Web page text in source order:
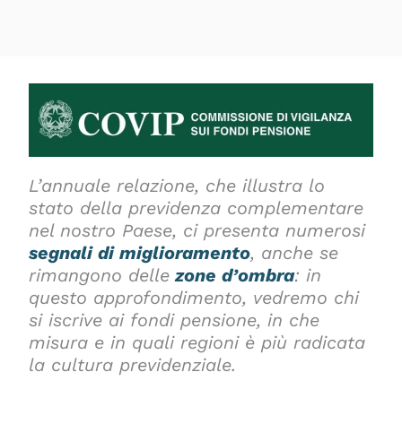
L’annuale relazione, che illustra lo
stato della previdenza complementare
nel nostro Paese, ci presenta numerosi
segnali di miglioramento, anche se
rimangono delle zone d’ombra: in
questo approfondimento, vedremo chi
si iscrive ai fondi pensione, in che
misura e in quali regioni è più radicata
la cultura previdenziale.